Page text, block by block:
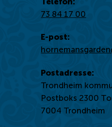
73 84 17 00
E-post:
Postadresse:
Trondheim
Postboks 2300
7004 Trondheim